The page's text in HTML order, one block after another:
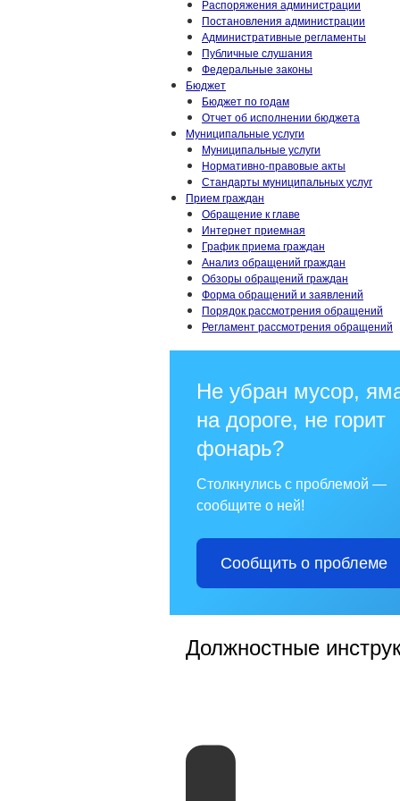
Распоряжения администрации
Постановления администрации
Административные регламенты
Публичные слушания
Федеральные законы
Бюджет
Бюджет по годам
Отчет об исполнении бюджета
Муниципальные услуги
Муниципальные услуги
Нормативно-правовые акты
Стандарты муниципальных услуг
Прием граждан
Обращение к главе
Интернет приемная
График приема граждан
Анализ обращений граждан
Обзоры обращений граждан
Форма обращений и заявлений
Порядок рассмотрения обращений
Регламент рассмотрения обращений
Не убран мусор,
на дороге, не горит
фонарь?
Столкнулись с проблемой —
сообщите о ней!
Сообщить о проблеме
Должностные